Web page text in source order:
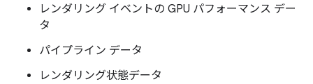
レンダリング イベントの GPU パフォーマンス デー
タ
パイプライン データ
レンダリング状態データ